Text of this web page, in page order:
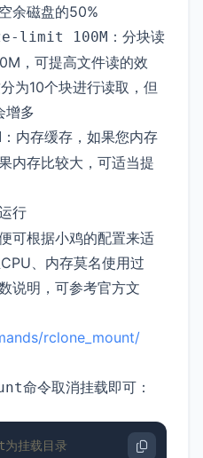
余磁盘的50%
limit 100M ：分块读
，可提高文件读的效
为10个块进行读取，但
增多
：内存缓存，如果您内存
内存比较大，可适当提
行
可根据小鸡的配置来适
、内存莫名使用过
说明，可参考官方文
rclone_mount/
命令取消挂载即可：
挂载目录